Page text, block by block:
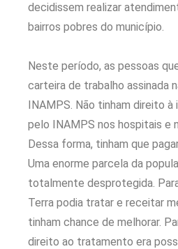
decidissem realizar
bairros pobres do município.
Neste período, as pessoas
carteira de trabalho assinada
INAMPS. Não tinham direito
pelo INAMPS nos hospitais e
Dessa forma, tinham que
Uma enorme parcela da
totalmente desprotegida.
Terra podia tratar e receitar
tinham chance de melhorar.
direito ao tratamento era